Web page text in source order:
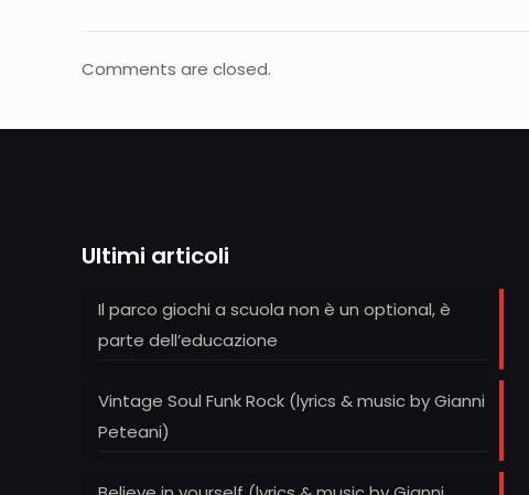
Comments are closed.
Ultimi articoli
Il parco giochi a scuola non è un optional, è
parte dell’educazione
Vintage Soul Funk Rock (lyrics & music by Gianni
Peteani)